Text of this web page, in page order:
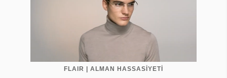
FLAIR | ALMAN HASSASİYETİ